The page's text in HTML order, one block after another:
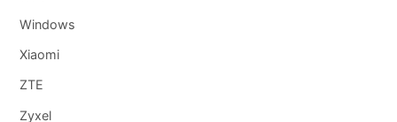
Windows
Xiaomi
ZTE
Zyxel